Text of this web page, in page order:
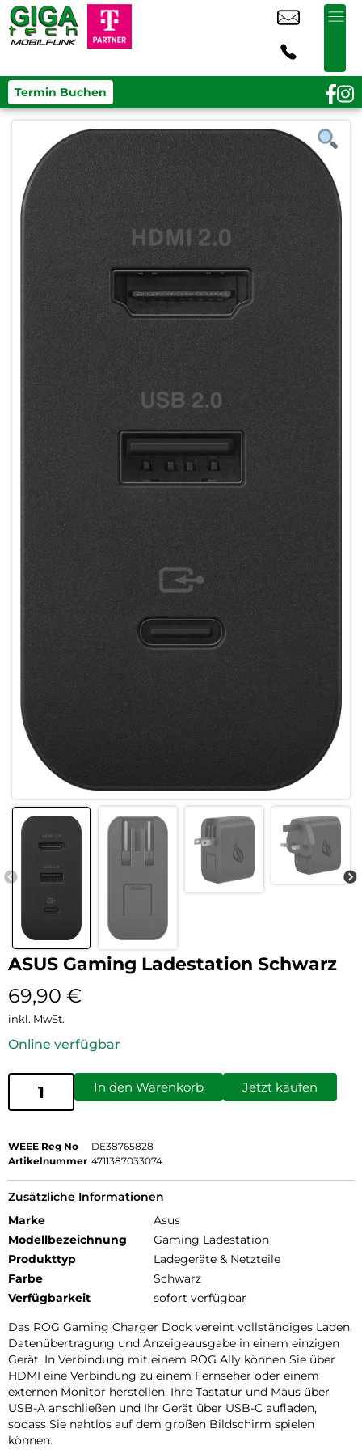
Termin Buchen
ASUS Gaming Ladestation Schwarz
69,90 €
inkl. MwSt.
Online verfügbar
In den Warenkorb Jetzt kaufen
WEEE Reg No
DE38765828
Artikelnummer 4711387033074
Zusätzliche Informationen
Marke
Asus
Modellbezeichnung
Gaming Ladestation
Produkttyp
Ladegeräte & Netzteile
Farbe
Schwarz
Verfügbarkeit
sofort verfügbar
Das ROG Gaming Charger Dock vereint vollständiges Laden,
Datenübertragung und Anzeigeausgabe in einem einzigen
Gerät. In Verbindung mit einem ROG Ally können Sie über
HDMI eine Verbindung zu einem Fernseher oder einem
externen Monitor herstellen, Ihre Tastatur und Maus über
USB-A anschließen und Ihr Gerät über USB-C aufladen,
sodass Sie nahtlos auf dem großen Bildschirm spielen
können.